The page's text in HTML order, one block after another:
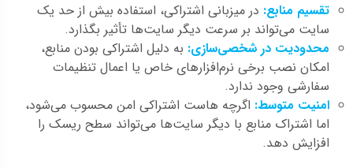
تقسیم منابع: در میزبانی اشتراکی، استفاده بیش از حد یک
سایت می‌تواند بر سرعت دیگر سایت‌ها تأثیر بگذارد.
محدودیت در شخصی‌سازی: به دلیل اشتراکی بودن منابع،
امکان نصب برخی نرم‌افزارهای خاص یا اعمال تنظیمات
سفارشی وجود ندارد.
امنیت متوسط: اگرچه هاست اشتراکی امن محسوب می‌شود،
اما اشتراک منابع با دیگر سایت‌ها می‌تواند سطح ریسک را
افزایش دهد.